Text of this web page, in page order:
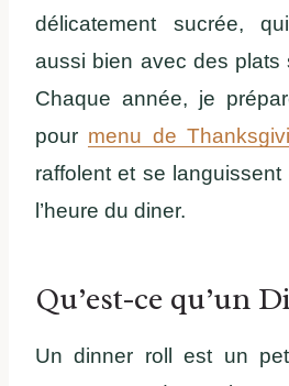
délicatement sucrée,
aussi bien avec des plats
Chaque année, je
pour menu de
raffolent et se
l’heure du diner.
Qu’est-ce qu’un
Un dinner roll est un